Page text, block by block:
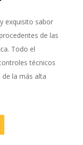
exquisito sabor
de las
Todo el
técnicos
la más alta